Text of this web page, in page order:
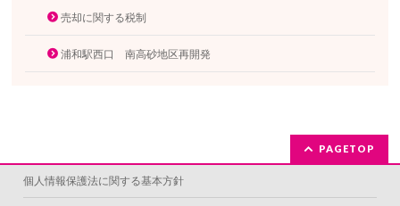
売却に関する税制
浦和駅西口 南高砂地区再開発
PAGETOP
個人情報保護法に関する基本方針